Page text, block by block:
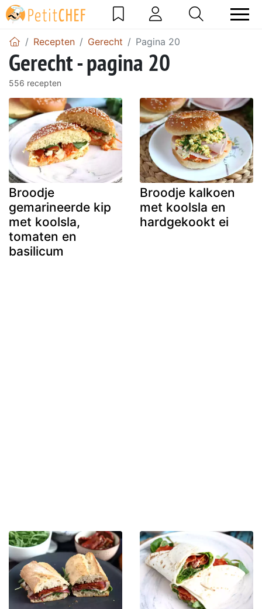
Recepten Gerecht Pagina 20
Gerecht - pagina 20
556 recepten
Broodje
gemarineerde kip
met koolsla,
tomaten en
basilicum
Broodje kalkoen
met koolsla en
hardgekookt ei